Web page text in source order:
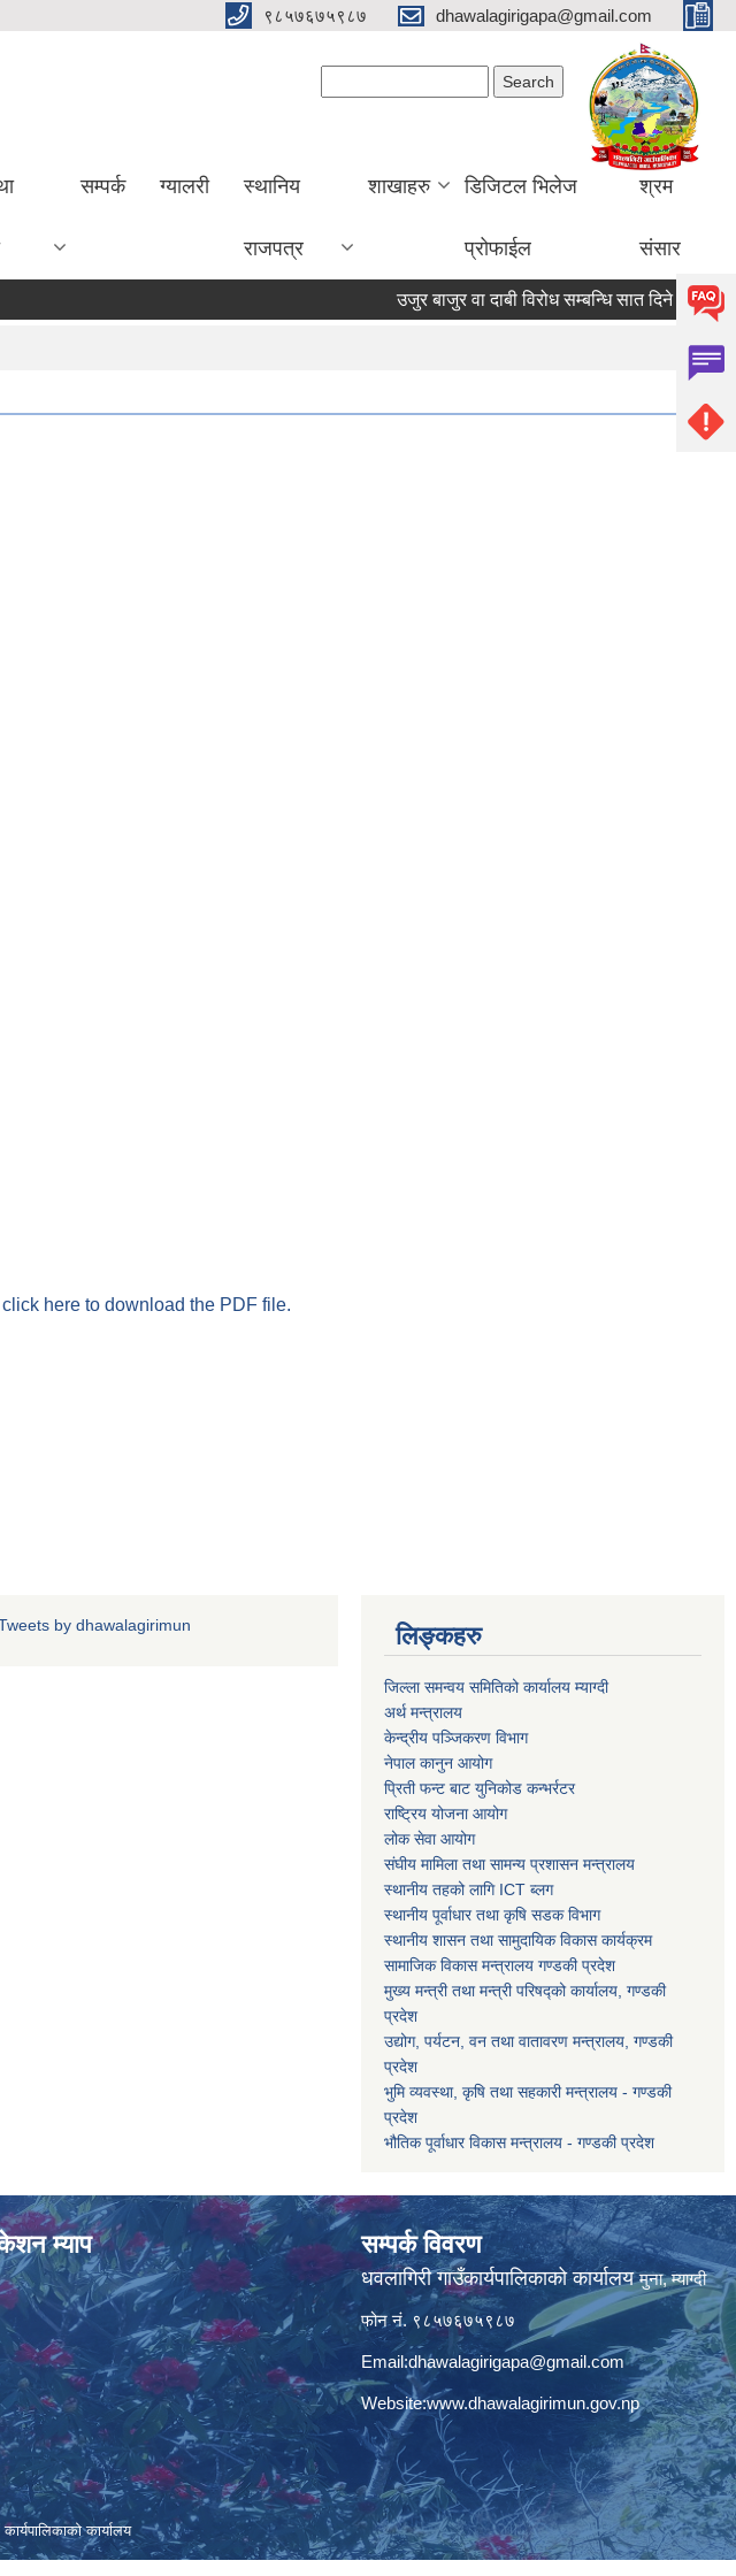
९८५७६७५९८७ dhawalagirigapa@gmail.com
सम्पर्क ग्यालरी स्थानिय
राजपत्र
शाखाहरु डिजिटल भिलेज
प्रोफाईल
श्रम
संसार
उजुर बाजुर वा दाबी विरोध सम्बन्धि सात दिने सूचना
click here to download the PDF file.
by dhawalagirimun लिङ्कहरु
जिल्ला समन्वय समितिको कार्यालय म्याग्दी
अर्थ मन्त्रालय
केन्द्रीय पञ्जिकरण विभाग
नेपाल कानुन आयोग
प्रिती फन्ट बाट युनिकोड कन्भर्रटर
राष्ट्रिय योजना आयोग
लोक सेवा आयोग
संघीय मामिला तथा सामन्य प्रशासन मन्त्रालय
स्थानीय तहको लागि ICT ब्लग
स्थानीय पूर्वाधार तथा कृषि सडक विभाग
स्थानीय शासन तथा सामुदायिक विकास कार्यक्रम
सामाजिक विकास मन्त्रालय गण्डकी प्रदेश
मुख्य मन्त्री तथा मन्त्री परिषद्को कार्यालय, गण्डकी
प्रदेश
उद्योग, पर्यटन, वन तथा वातावरण मन्त्रालय, गण्डकी
प्रदेश
भुमि व्यवस्था, कृषि तथा सहकारी मन्त्रालय - गण्डकी
प्रदेश
भौतिक पूर्वाधार विकास मन्त्रालय - गण्डकी प्रदेश
म्याप सम्पर्क विवरण
धवलागिरी गाउँकार्यपालिकाको कार्यालयमुना, म्याग्दी
फोन नं. ९८५७६७५९८७
Email:dhawalagirigapa@gmail.com
Website:www.dhawalagirimun.gov.np
कार्यालय